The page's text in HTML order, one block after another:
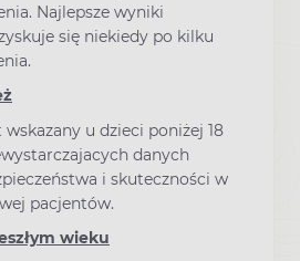
Najlepsze wyniki
się niekiedy po kilku
u dzieci poniżej 18
danych
i skuteczności w
pacjentów.
wieku